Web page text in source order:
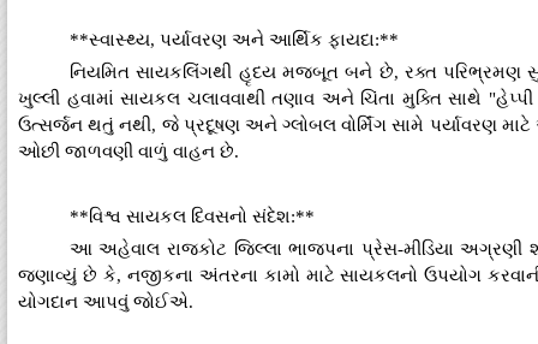
**સ્વાસ્થ્ય, પર્યાવરણ અને આર્થિક ફાયદા:**
નિયમિત સાયકલિંગથી હૃદય મજબૂત બને છે, રક્ત
ખુલ્લી હવામાં સાયકલ ચલાવવાથી તણાવ અને ચિંતા મુક્તિ સાથે
ઉત્સર્જન થતું નથી, જે પ્રદૂષણ અને ગ્લોબલ વોર્મિંગ સામે પર્યાવરણ
ઓછી જાળવણી વાળું વાહન છે.
**વિશ્વ સાયકલ દિવસનો સંદેશ:**
આ અહેવાલ રાજકોટ જિલ્લા ભાજપના પ્રેસ-મીડિયા
જણાવ્યું છે કે, નજીકના અંતરના કામો માટે સાયકલનો ઉપયોગ
યોગદાન આપવું જોઈએ.